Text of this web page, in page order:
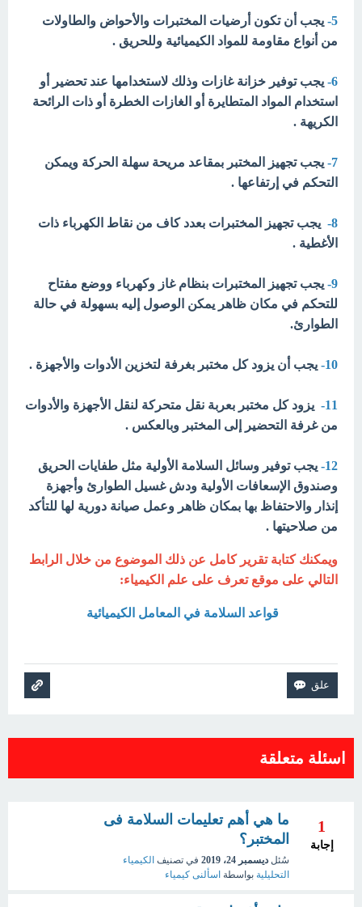
5- يجب أن تكون أرضيات المختبرات والأحواض والطاولات
من أنواع مقاومة للمواد الكيميائية وللحريق .
6- يجب توفير خزانة غازات وذلك لاستخدامها عند تحضير أو
استخدام المواد المتطايرة أو الغازات الخطرة أو ذات الرائحة
الكريهة .
7- يجب تجهيز المختبر بمقاعد مريحة سهلة الحركة ويمكن
التحكم في إرتفاعها .
8-
يجب تجهيز المختبرات بعدد كاف من نقاط الكهرباء ذات
الأغطية .
9- يجب تجهيز المختبرات بنظام غاز وكهرباء ووضع مفتاح
للتحكم في مكان ظاهر يمكن الوصول إليه بسهولة في حالة
الطوارئ.
10- يجب أن يزود كل مختبر بغرفة لتخزين الأدوات والأجهزة .
11-
يزود كل مختبر بعربة نقل متحركة لنقل الأجهزة والأدوات
من غرفة التحضير إلى المختبر وبالعكس .
12- يجب توفير وسائل السلامة الأولية مثل طفايات الحريق
وصندوق الإسعافات الأولية ودش غسيل الطوارئ وأجهزة
إنذار والاحتفاظ بها بمكان ظاهر وعمل صيانة دورية لها للتأكد
من صلاحيتها .
ويمكنك كتابة تقرير كامل عن ذلك الموضوع من خلال الرابط
التالي على موقع تعرف على علم الكيمياء:
قواعد السلامة في المعامل الكيميائية
اسئلة متعلقة
1
إجابة
ما هي أهم تعليمات السلامة فى
المختبر؟
سُئل ديسمبر 24، 2019 في تصنيف الكيمياء
التحليلية بواسطة اسألنى كيمياء